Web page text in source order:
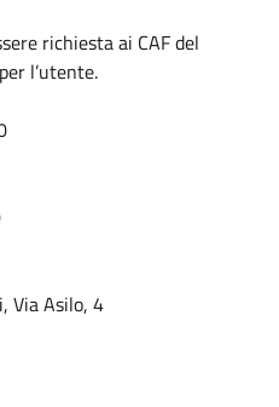
richiesta ai CAF del
l’utente.
Via Asilo, 4